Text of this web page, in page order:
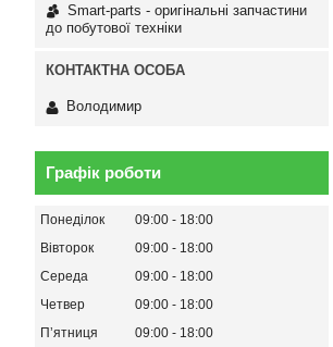
Smart-parts - оригінальні запчастини
до побутової техніки
Володимир
Графік роботи
Понеділок 09:00
18:00
Вівторок
09:00
18:00
Середа
09:00
18:00
Четвер
09:00
18:00
Пʼятниця
09:00
18:00